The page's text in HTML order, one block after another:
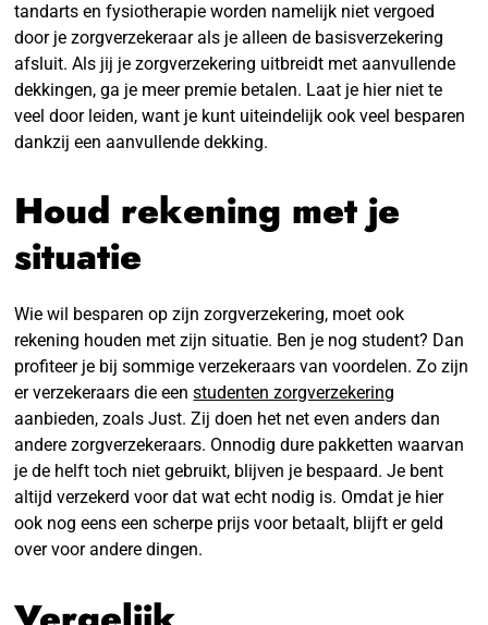
tandarts en fysiotherapie worden namelijk niet vergoed
door je zorgverzekeraar als je alleen de basisverzekering
afsluit. Als jij je zorgverzekering uitbreidt met aanvullende
dekkingen, ga je meer premie betalen. Laat je hier niet te
veel door leiden, want je kunt uiteindelijk ook veel besparen
dankzij een aanvullende dekking.
Houd rekening met je
situatie
Wie wil besparen op zijn zorgverzekering, moet ook
rekening houden met zijn situatie. Ben je nog student? Dan
profiteer je bij sommige verzekeraars van voordelen. Zo zijn
er verzekeraars die eenstudenten zorgverzekering
aanbieden, zoals Just. Zij doen het net even anders dan
andere zorgverzekeraars. Onnodig dure pakketten waarvan
je de helft toch niet gebruikt, blijven je bespaard. Je bent
altijd verzekerd voor dat wat echt nodig is. Omdat je hier
ook nog eens een scherpe prijs voor betaalt, blijft er geld
over voor andere dingen.